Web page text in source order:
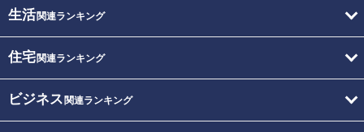
生活関連ランキング
住宅関連ランキング
ビジネス 関連ランキング